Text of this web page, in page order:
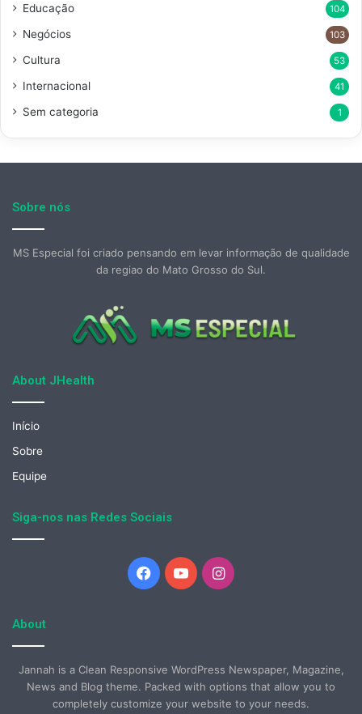
Educação 104
Negócios 103
Cultura 53
Internacional 41
Sem categoria 1
Sobre nós
MS Especial foi criado pensando em levar informação de qualidade
da regiao do Mato Grosso do Sul.
About JHealth
Início
Sobre
Equipe
Siga-nos nas Redes Sociais
Facebook
YouTubeInstagram
About
Jannah is a Clean Responsive WordPress Newspaper, Magazine,
News and Blog theme. Packed with options that allow you to
completely customize your website to your needs.